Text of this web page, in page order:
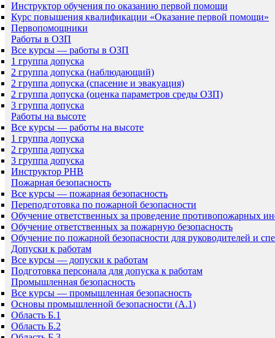
Инструктор обучения по оказанию первой помощи
Курс повышения квалификации «Оказание первой помощи»
Первопомощники
Работы в ОЗП
Все курсы — работы в ОЗП
1 группа допуска
2 группа допуска (наблюдающий)
2 группа допуска (спасение и эвакуация)
2 группа допуска (оценка параметров среды ОЗП)
3 группа допуска
Работы на высоте
Все курсы — работы на высоте
1 группа допуска
2 группа допуска
3 группа допуска
Инструктор РНВ
Пожарная безопасность
Все курсы — пожарная безопасность
Переподготовка по пожарной безопасности
Обучение ответственных за проведение противопожарных
Обучение ответственных за пожарную безопасность
Обучение по пожарной безопасности для руководителей и
Допуски к работам
Все курсы — допуски к работам
Подготовка персонала для допуска к работам
Промышленная безопасность
Все курсы — промышленная безопасность
Основы промышленной безопасности (A.1)
Область Б.1
Область Б.2